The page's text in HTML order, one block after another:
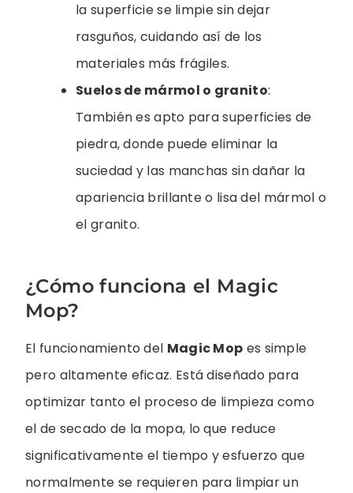
la superficie se limpie sin dejar
rasguños, cuidando así de los
materiales más frágiles.
Suelos de mármol o granito:
También es apto para superficies de
piedra, donde puede eliminar la
suciedad y las manchas sin dañar la
apariencia brillante o lisa del mármol o
el granito.
¿Cómo funciona el Magic
Mop?
El funcionamiento del Magic Mop es simple
pero altamente eficaz. Está diseñado para
optimizar tanto el proceso de limpieza como
el de secado de la mopa, lo que reduce
significativamente el tiempo y esfuerzo que
normalmente se requieren para limpiar un